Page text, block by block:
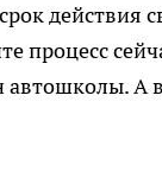
действия
процесс
автошколы. А